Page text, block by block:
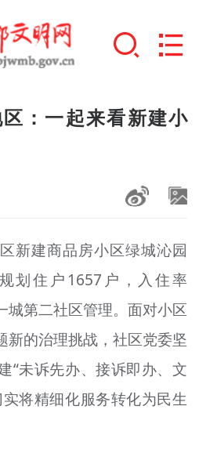
+
：一起来看新建小
新建商品房小区绿城沁园
划住户1657户，入住率
城第二社区管理。面对小区
新的治理挑战，社区党委坚
“未诉先办、接诉即办、文
将精细化服务转化为民生